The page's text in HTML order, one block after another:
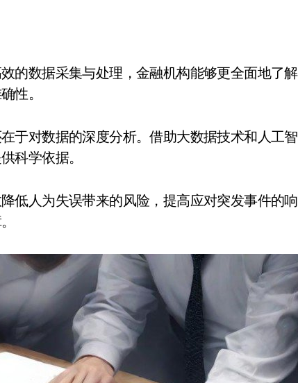
性。
于对数据的深度分析。借助大数据技术和人工智
科学依据。
低人为失误带来的风险，提高应对突发事件的响